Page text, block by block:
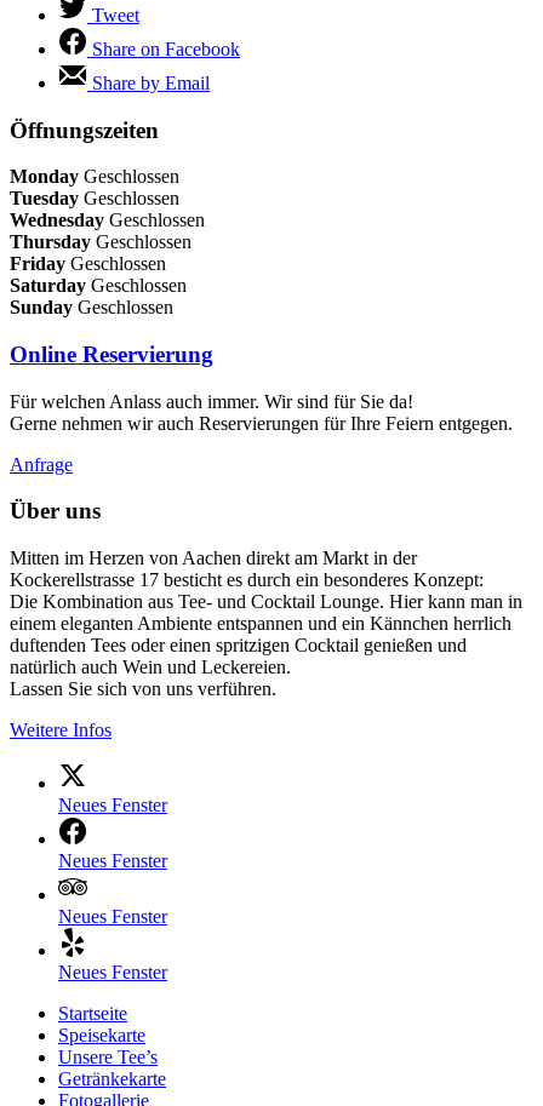
Tweet
Share on Facebook
Share by Email
Öffnungszeiten
Monday Geschlossen
Tuesday Geschlossen
Wednesday Geschlossen
Thursday Geschlossen
Friday Geschlossen
Saturday Geschlossen
Sunday Geschlossen
Online Reservierung
Für welchen Anlass auch immer. Wir sind für Sie da!
Gerne nehmen wir auch Reservierungen für Ihre Feiern entgegen.
Anfrage
Über uns
Mitten im Herzen von Aachen direkt am Markt in der
Kockerellstrasse 17 besticht es durch ein besonderes Konzept:
Die Kombination aus Tee- und Cocktail Lounge. Hier kann man in
einem eleganten Ambiente entspannen und ein Kännchen herrlich
duftenden Tees oder einen spritzigen Cocktail genießen und
natürlich auch Wein und Leckereien.
Lassen Sie sich von uns verführen.
Weitere Infos
Neues Fenster
Neues Fenster
Neues Fenster
Neues Fenster
Startseite
Speisekarte
Unsere Tee’s
Getränkekarte
Fotogallerie